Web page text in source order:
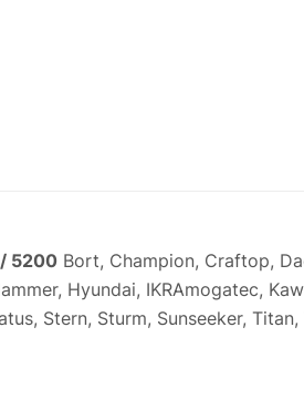
5200 Bort, Champion, Craftop,
Hyundai, IKRAmogatec,
Stern, Sturm, Sunseeker,